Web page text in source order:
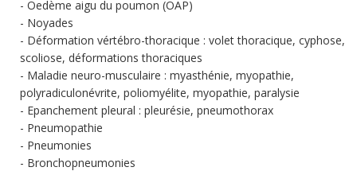
Oedème aigu du poumon (OAP)
Noyades
Déformation vértébro-thoracique : volet thoracique, cyphose,
scoliose, déformations thoraciques
Maladie neuro-musculaire : myasthénie, myopathie,
polyradiculonévrite, poliomyélite, myopathie, paralysie
Epanchement pleural : pleurésie, pneumothorax
Pneumopathie
Pneumonies
Bronchopneumonies